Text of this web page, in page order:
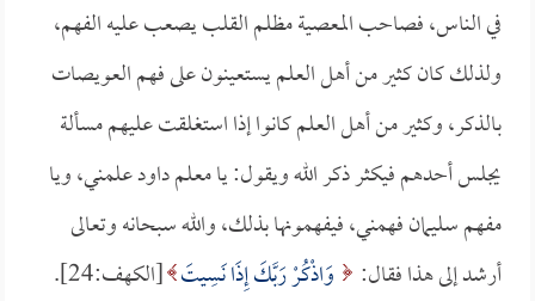
في الناس، فصاحب المعصية مظلم القلب يصعب عليه الفهم،
ولذلك كان كثير من أهل العلم يستعينون على فهم العويصات
بالذكر، وكثير من أهل العلم كانوا إذا استغلقت عليهم مسألة
يجلس أحدهم فيكثر ذكر الله ويقول: يا معلم داود علمني، ويا
مفهم سليمان فهمني، فيفهمونها بذلك، والله سبحانه وتعالى
أرشد إلى هذا فقال:
وَاذْكُرْ رَبَّكَ إِذَا نَسِيتَ [الكهف:24].